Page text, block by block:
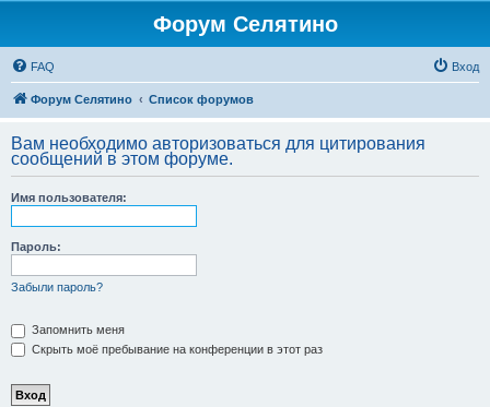
Форум Селятино
FAQ Вход
Форум Селятино Список форумов
Вам необходимо авторизоваться для цитирования
сообщений в этом форуме.
Имя пользователя:
Пароль:
Забыли пароль?
Запомнить меня
Скрыть моё пребывание на конференции в этот раз